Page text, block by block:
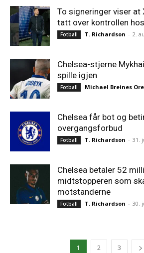
To signeringer viser at
tatt over kontrollen
Fotball T. Richardson - 2.
Chelsea-stjerne
spille igjen
Fotball Michael Breines
Chelsea får bot og
overgangsforbud
Fotball T. Richardson - 31.
Chelsea betaler 52
midtstopperen som
motstanderne
Fotball T. Richardson - 30.
1 2 3